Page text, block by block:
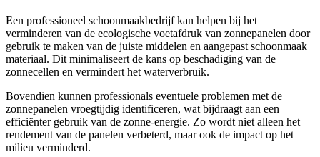
Een professioneel schoonmaakbedrijf kan helpen bij het
verminderen van de ecologische voetafdruk van zonnepanelen door
gebruik te maken van de juiste middelen en aangepast schoonmaak
materiaal. Dit minimaliseert de kans op beschadiging van de
zonnecellen en vermindert het waterverbruik.
Bovendien kunnen professionals eventuele problemen met de
zonnepanelen vroegtijdig identificeren, wat bijdraagt aan een
efficiënter gebruik van de zonne-energie. Zo wordt niet alleen het
rendement van de panelen verbeterd, maar ook de impact op het
milieu verminderd.